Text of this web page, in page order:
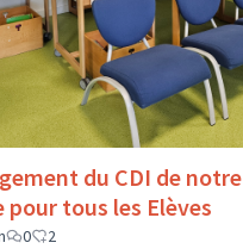
du CDI de notre
pour tous les Elèves
0 2